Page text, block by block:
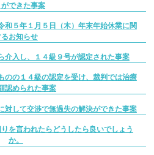
ができた事案
和５年１月５日（木）年末年始休業に関
お知らせ
介入し、１４級９号が認定された事案
のの１４級の認定を受け、裁判では治療
認められた事案
対して交渉で無過失の解決ができた事案
を言われたらどうしたら良いでしょう
か。